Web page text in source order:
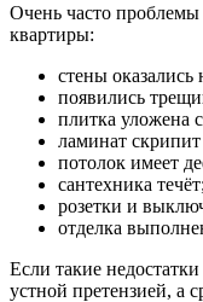
Очень часто проблемы
квартиры:
стены
появились
плитка уложена
ламинат
потолок имеет
сантехника течёт;
розетки и
отделка
Если такие
устной претензией, а